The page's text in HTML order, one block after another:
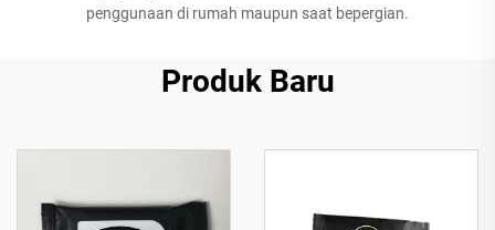
penggunaan di rumah maupun saat bepergian.
Produk Baru